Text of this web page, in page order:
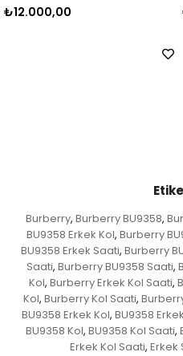
Burberry, Burberry BU9358,
BU9358 Erkek Kol, Burberry
BU9358 Erkek Saati, Burberry
Saati, Burberry BU9358 Saati,
Kol, Burberry Erkek Kol Saati,
Kol, Burberry Kol Saati,
BU9358 Erkek Kol, BU9358
BU9358 Kol, BU9358 Kol Saati,
Erkek Kol Saati, Erkek